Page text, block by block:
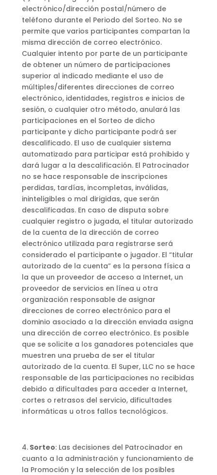
electrónico/dirección postal/número de
teléfono durante el Periodo del Sorteo. No se
permite que varios participantes compartan la
misma dirección de correo electrónico.
Cualquier intento por parte de un participante
de obtener un número de participaciones
superior al indicado mediante el uso de
múltiples/diferentes direcciones de correo
electrónico, identidades, registros e inicios de
sesión, o cualquier otro método, anulará las
participaciones en el Sorteo de dicho
participante y dicho participante podrá ser
descalificado. El uso de cualquier sistema
automatizado para participar está prohibido y
dará lugar a la descalificación. El Patrocinador
no se hace responsable de inscripciones
perdidas, tardías, incompletas, inválidas,
ininteligibles o mal dirigidas, que serán
descalificadas. En caso de disputa sobre
cualquier registro o jugada, el titular autorizado
de la cuenta de la dirección de correo
electrónico utilizada para registrarse será
considerado el participante o jugador. El “titular
autorizado de la cuenta” es la persona física a
la que un proveedor de acceso a Internet, un
proveedor de servicios en línea u otra
organización responsable de asignar
direcciones de correo electrónico para el
dominio asociado a la dirección enviada asigna
una dirección de correo electrónico. Es posible
que se solicite a los ganadores potenciales que
muestren una prueba de ser el titular
autorizado de la cuenta. El Super, LLC no se hace
responsable de las participaciones no recibidas
debido a dificultades para acceder a Internet,
cortes o retrasos del servicio, dificultades
informáticas u otros fallos tecnológicos.
4.Sorteo: Las decisiones del Patrocinador en
cuanto a la administración y funcionamiento de
la Promoción y la selección de los posibles